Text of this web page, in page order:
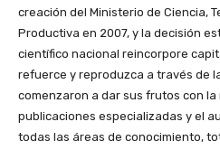
creación del Ministerio de Ciencia,
Productiva en 2007, y la decisión
científico nacional reincorpore
refuerce y reproduzca a través de
comenzaron a dar sus frutos con la
publicaciones especializadas y el
todas las áreas de conocimiento,